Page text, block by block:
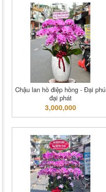
Chậu lan hồ điệp hồng - Đại phú
đại phát
3,000,000